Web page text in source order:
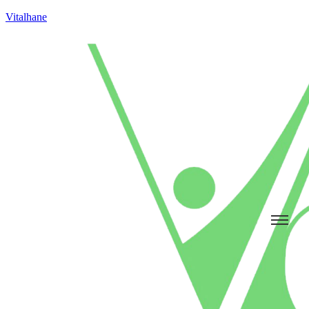
Vitalhane